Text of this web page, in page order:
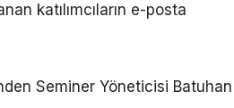
katılımcıların e-posta
Seminer Yöneticisi Batuhan